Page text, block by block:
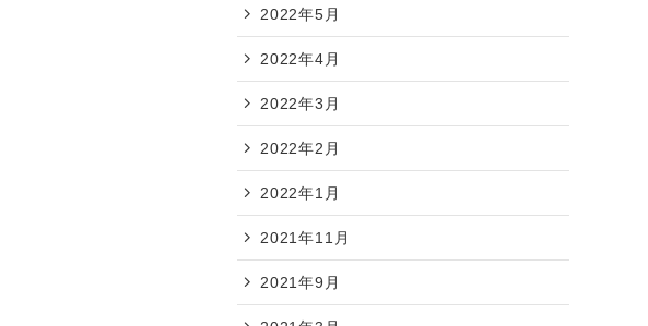
2022年5月
2022年4月
2022年3月
2022年2月
2022年1月
2021年11月
2021年9月